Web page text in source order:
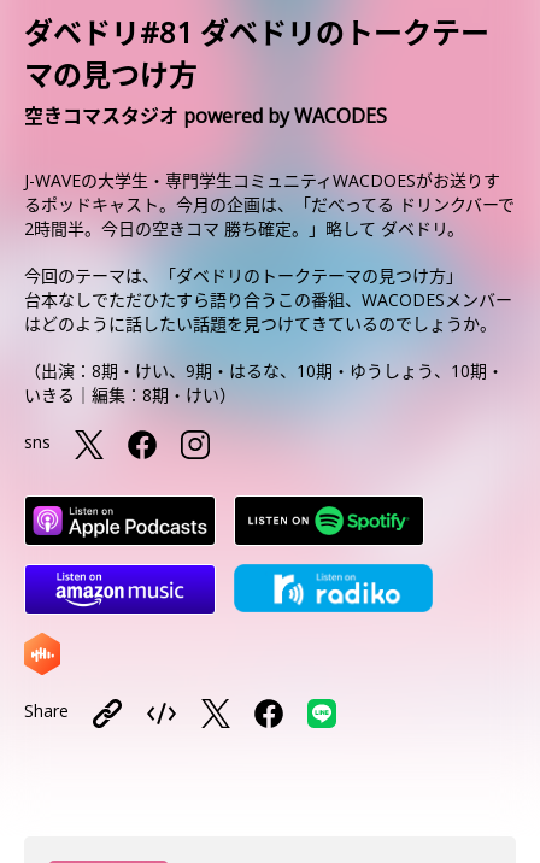
ダベドリ#81 ダベドリのトークテー
マの見つけ方
空きコマスタジオ powered by WACODES
J-WAVEの大学生・専門学生コミュニティWACDOESがお送りす
るポッドキャスト。今月の企画は、「だべってる ドリンクバーで
2時間半。今日の空きコマ 勝ち確定。」略して ダベドリ。
今回のテーマは、「ダベドリのトークテーマの見つけ方」
台本なしでただひたすら語り合うこの番組、WACODESメンバー
はどのように話したい話題を見つけてきているのでしょうか。
（出演：8期・けい、9期・はるな、10期・ゆうしょう、10期・
いきる｜編集：8期・けい）
sns
Share